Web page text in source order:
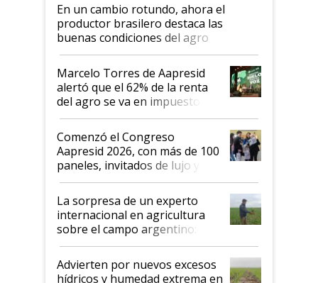
En un cambio rotundo, ahora el
productor brasilero destaca las
buenas condiciones del agro
argentino para invertir: "Los veo
más motivados"
Marcelo Torres de Aapresid
alertó que el 62% de la renta
del agro se va en impuestos:
"No es bueno que en
Argentina se sigan discutiendo
las mismas cosas de hace 50
años"
Comenzó el Congreso
Aapresid 2026, con más de 100
paneles, invitados de lujo y
todas las tendencias
La sorpresa de un experto
internacional en agricultura
sobre el campo argentino:
"Estoy muy impresionado"
Advierten por nuevos excesos
hídricos y humedad extrema en